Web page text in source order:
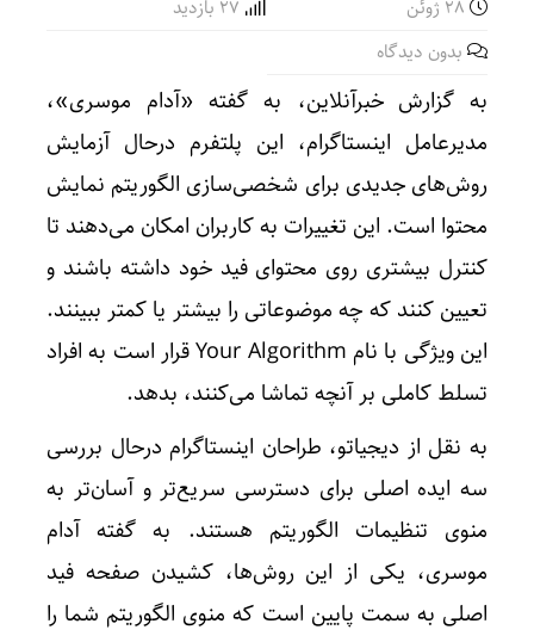
بدون دیدگاه
به گزارش خبرآنلاین، به گفته «آدام موسری»،
مدیرعامل اینستاگرام، این پلتفرم درحال آزمایش
روش‌های جدیدی برای شخصی‌سازی الگوریتم نمایش
محتوا است. این تغییرات به کاربران امکان می‌دهند تا
کنترل بیشتری روی محتوای فید خود داشته باشند و
تعیین کنند که چه موضوعاتی را بیشتر یا کمتر ببینند.
این ویژگی با نام Your Algorithm قرار است به افراد
تسلط کاملی بر آنچه تماشا می‌کنند، بدهد.
به نقل از دیجیاتو، طراحان اینستاگرام درحال بررسی
سه ایده اصلی برای دسترسی سریع‌تر و آسان‌تر به
منوی تنظیمات الگوریتم هستند. به گفته آدام
موسری، یکی از این روش‌ها، کشیدن صفحه فید
اصلی به سمت پایین است که منوی الگوریتم شما را